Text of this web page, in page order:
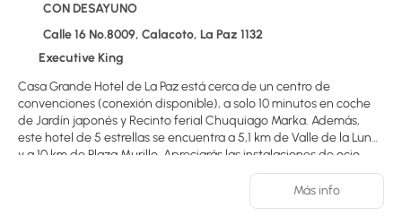
CON DESAYUNO
Calle 16 No.8009, Calacoto, La Paz 1132
Executive King
Casa Grande Hotel de La Paz está cerca de un centro de
convenciones (conexión disponible), a solo 10 minutos en coche
de Jardín japonés y Recinto ferial Chuquiago Marka. Además,
este hotel de 5 estrellas se encuentra a 5,1 km de Valle de la Luna
y a 10 km de Plaza Murillo. Apreciarás las instalaciones de ocio,
que incluyen un centro de bienestar, una piscina cubierta y una
bañera de hidromasaje. Otros servicios de este hotel incluyen
conexión a Internet wifi gratis, servicios de conserjería y servicio
Más info